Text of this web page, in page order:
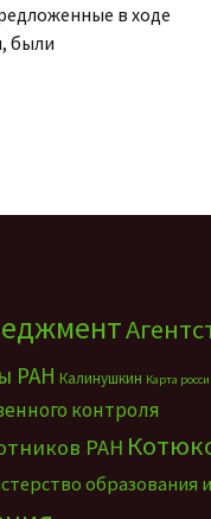
в ходе
были
РАН Калинушкин Карта
контроля
РАН
образования и